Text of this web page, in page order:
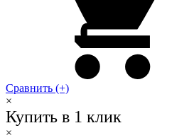
Сравнить (+)
×
Купить в 1 клик
×